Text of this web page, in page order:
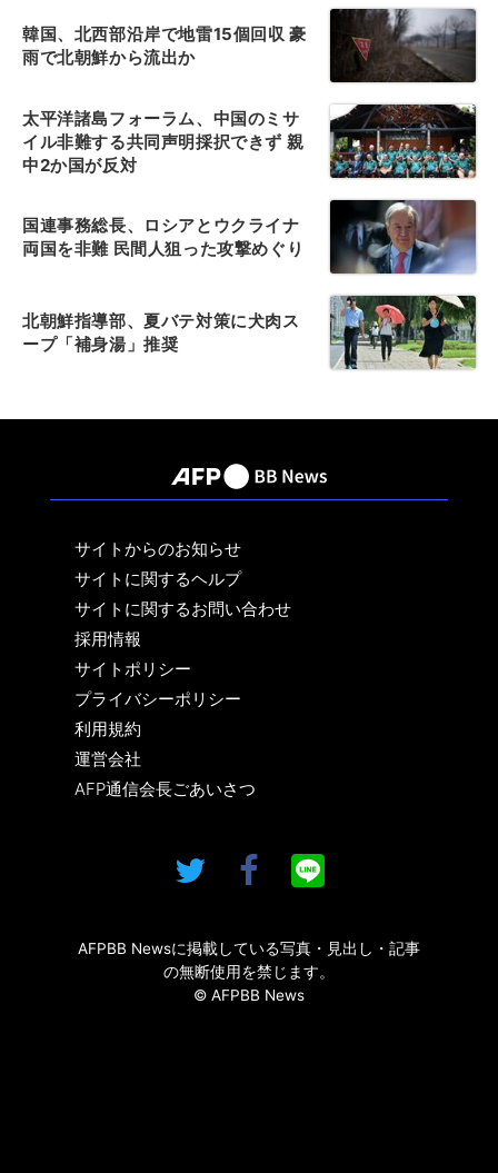
韓国、北西部沿岸で地雷15個回収 豪
雨で北朝鮮から流出か
太平洋諸島フォーラム、中国のミサ
イル非難する共同声明採択できず 親
中2か国が反対
国連事務総長、ロシアとウクライナ
両国を非難 民間人狙った攻撃めぐり
北朝鮮指導部、夏バテ対策に犬肉ス
ープ「補身湯」推奨
サイトからのお知らせ
サイトに関するヘルプ
サイトに関するお問い合わせ
採用情報
サイトポリシー
プライバシーポリシー
利用規約
運営会社
AFP通信会長ごあいさつ
AFPBB Newsに掲載している写真・見出し・記事
の無断使用を禁じます。
© AFPBB News